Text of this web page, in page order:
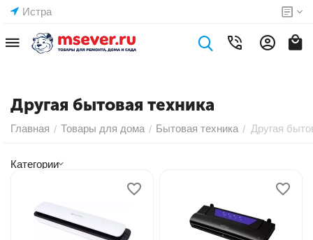
Истра
Другая бытовая техника
Главная / Товары для дома / Бытовая техника / Другая
Категории